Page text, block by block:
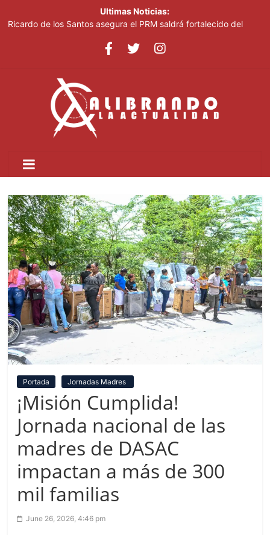
Ultimas Noticias:
Ricardo de los Santos asegura el PRM saldrá fortalecido del
70,000 personas serán beneficiadas con saneamiento de las
Centroamericanos
Thalia Terrero se reencuentra con el oro, ocho años después
Pronostican cielo soleado y temperaturas de hasta 35 °C este
Portada Jornadas Madres
¡Misión Cumplida!
Jornada nacional de las
madres de DASAC
impactan a más de 300
mil familias
June 26, 2026, 4:46 pm